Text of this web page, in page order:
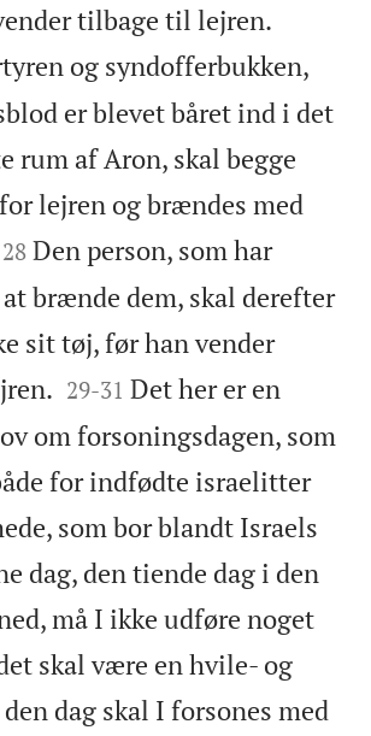
tilbage til lejren.
og syndofferbukken,
er blevet båret ind i det
rum af Aron, skal begge
lejren og brændes med


28 Den person, som har
brænde dem, skal derefter
sit tøj, før han vender


29-31 Det her er en
om forsoningsdagen, som
for indfødte israelitter
som bor blandt Israels
dag, den tiende dag i den
må I ikke udføre noget
skal være en hvile- og
dag skal I forsones med